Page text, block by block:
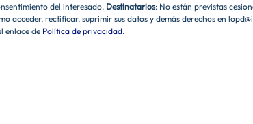
del interesado. Destinatarios: No están previstas
acceder, rectificar, suprimir sus datos y demás derechos en
enlace de Política de privacidad.